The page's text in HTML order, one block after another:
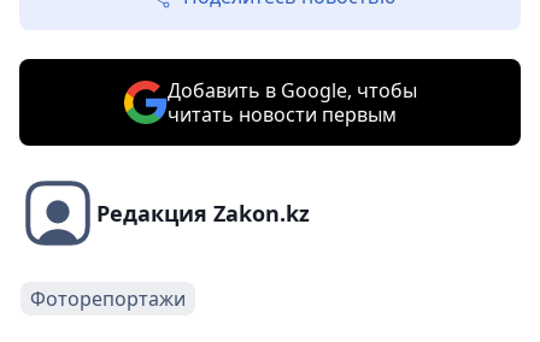
Добавить в Google, чтобы
читать новости первым
Редакция Zakon.kz
Фоторепортажи